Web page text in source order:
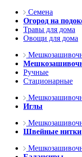
Семена
Огород на
Травы для дома
Овощи для дома
Ручные
Стационарные
Иглы
Швейные нитки